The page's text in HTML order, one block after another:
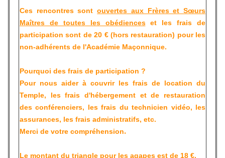
Ces rencontres sontouvertes aux Frères et Sœurs
Maîtres de toutes les obédienceset lesfrais de
participation sont de 20 € (hors restauration) pour les
non-adhérents de l'Académie Maçonnique.
Pourquoi des frais de participation ?
Pour nous aider à couvrir les frais de location du
Temple, les frais d'hébergement et de restauration
des conférenciers, les frais du technicien vidéo, les
assurances, les frais administratifs, etc.
Merci de votre compréhension.
Le montant du triangle pour les agapes est de 18 €.